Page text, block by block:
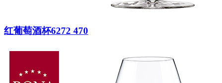
红葡萄酒杯6272 470